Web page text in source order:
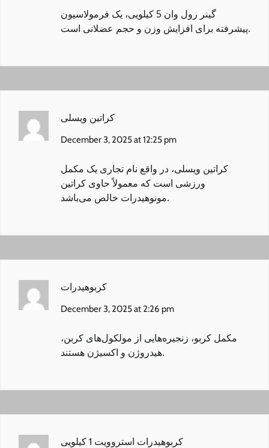
گینر رول وان 5 کیلویی
، یک فرمولاسیون
پیشرفته برای افزایش وزن و حجم عضلانی است.
کراتین ویسلی
December 3, 2025 at 12:25 pm
کراتین ویسلی، در واقع نام تجاری یک مکمل
ورزشی است که معمولاً حاوی کراتین
مونوهیدرات خالص می‌باشد.
کربوهیدرات
December 3, 2025 at 2:26 pm
مکمل کربو، زنجیره‌هایی از مولکول‌های کربن،
هیدروژن و اکسیژن هستند.
کربوهیدرات استروویت 1 کیلویی